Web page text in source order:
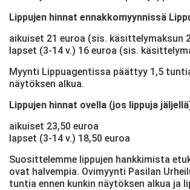
Lippujen hinnat ennakkomyynnissä
aikuiset 21 euroa (sis. käsittelymaksun
lapset (3-14 v.) 16 euroa (sis.
Myynti Lippuagentissa päättyy 1,5
näytöksen alkua.
Lippujen hinnat ovella (jos lippuja
aikuiset 23,50 euroa
lapset (3-14 v.) 18,50 euroa
Suosittelemme lippujen hankkimista
ovat halvempia. Ovimyynti Pasilan
tuntia ennen kunkin näytöksen alkua ja